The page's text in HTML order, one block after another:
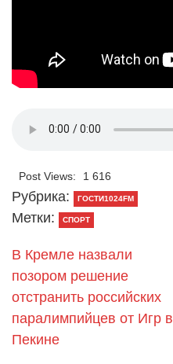
Post Views: 1 616
Рубрика: ГОСТИ1024FM
Метки: СПОРТ
В Кремле назвали
позором решение
отстранить российских
паралимпийцев от Игр в
Пекине